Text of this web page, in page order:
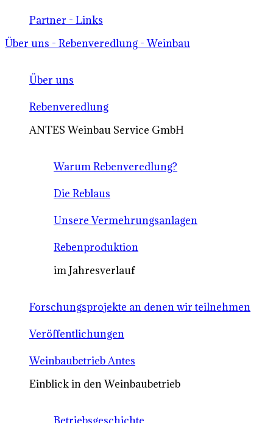
Partner - Links
Über uns - Rebenveredlung - Weinbau
Über uns
Rebenveredlung
ANTES Weinbau Service GmbH
Warum Rebenveredlung?
Die Reblaus
Unsere Vermehrungsanlagen
Rebenproduktion
im Jahresverlauf
Forschungsprojekte an denen wir teilnehmen
Veröffentlichungen
Weinbaubetrieb Antes
Einblick in den Weinbaubetrieb